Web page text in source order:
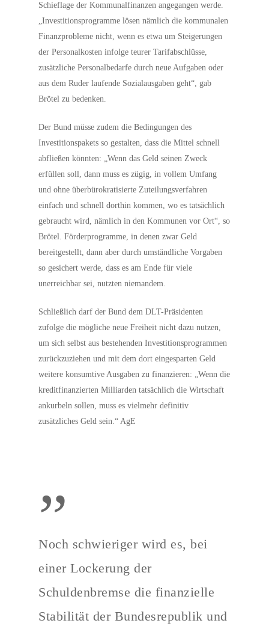
Schieflage der Kommunalfinanzen angegangen werde.
„Investitionsprogramme lösen nämlich die kommunalen
Finanzprobleme nicht, wenn es etwa um Steigerungen
der Personalkosten infolge teurer Tarifabschlüsse,
zusätzliche Personalbedarfe durch neue Aufgaben oder
aus dem Ruder laufende Sozialausgaben geht“, gab
Brötel zu bedenken.
Der Bund müsse zudem die Bedingungen des
Investitionspakets so gestalten, dass die Mittel schnell
abfließen könnten: „Wenn das Geld seinen Zweck
erfüllen soll, dann muss es zügig, in vollem Umfang
und ohne überbürokratisierte Zuteilungsverfahren
einfach und schnell dorthin kommen, wo es tatsächlich
gebraucht wird, nämlich in den Kommunen vor Ort“, so
Brötel. Förderprogramme, in denen zwar Geld
bereitgestellt, dann aber durch umständliche Vorgaben
so gesichert werde, dass es am Ende für viele
unerreichbar sei, nutzten niemandem.
Schließlich darf der Bund dem DLT-Präsidenten
zufolge die mögliche neue Freiheit nicht dazu nutzen,
um sich selbst aus bestehenden Investitionsprogrammen
zurückzuziehen und mit dem dort eingesparten Geld
weitere konsumtive Ausgaben zu finanzieren: „Wenn die
kreditfinanzierten Milliarden tatsächlich die Wirtschaft
ankurbeln sollen, muss es vielmehr definitiv
zusätzliches Geld sein.“ AgE
”
Noch schwieriger wird es, bei
einer Lockerung der
Schuldenbremse die finanzielle
Stabilität der Bundesrepublik und